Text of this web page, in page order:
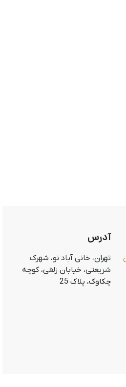
آدرس
تهران، خانی آباد نو، شهرک
شریعتی، خیابان زلفی، کوچه
چکاوک، پلاک 25